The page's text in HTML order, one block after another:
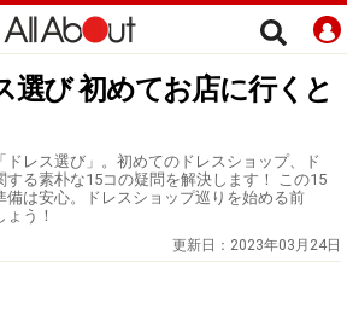
選び 初めてお店に行くと
レス選び」。初めてのドレスショップ、ド
する素朴な15コの疑問を解決します！ この15
備は安心。ドレスショップ巡りを始める前
う！
更新日： 2023年03月24日